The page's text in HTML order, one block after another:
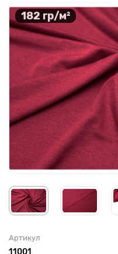
182 гр/м²
Артикул
11001